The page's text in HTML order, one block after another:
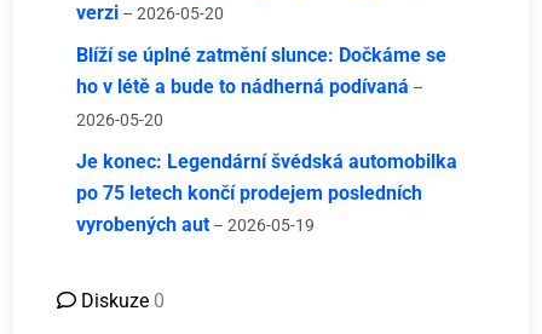
verzi – 2026-05-20
Blíží se úplné zatmění slunce: Dočkáme se
ho v létě a bude to nádherná podívaná –
2026-05-20
Je konec: Legendární švédská automobilka
po 75 letech končí prodejem posledních
vyrobených aut – 2026-05-19
Diskuze 0